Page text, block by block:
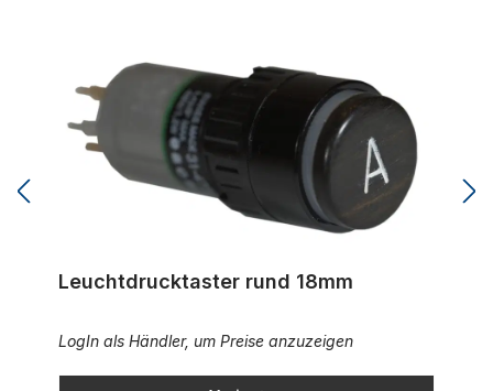
Leuchtdrucktaster rund 18mm
LogIn als Händler, um Preise anzuzeigen